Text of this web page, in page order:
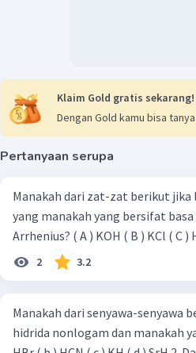
Klaim Gold gratis sekarang!
Dengan Gold kamu bisa
Pertanyaan serupa
Manakah dari zat-zat berikut
yang manakah yang bersifat
Arrhenius? ( A ) KOH ( B )
2 3.2
Manakah dari senyawa-senyawa
hidrida nonlogam dan manakah